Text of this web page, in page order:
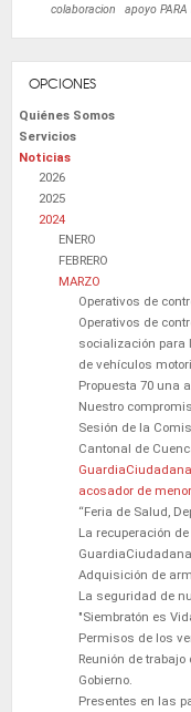
colaboracion
apoyo PARA
OPCIONES
Quiénes Somos
Servicios
Noticias
2026
2025
2024
ENERO
FEBRERO
MARZO
Operativos de
Operativos de
socialización para
de vehículos
Propuesta 70 una
Nuestro
Sesión de la
Cantonal de
acosador de
“Feria de Salud,
La recuperación
Adquisición de
La seguridad de
"Siembratón es
Permisos de los
Reunión de
Gobierno.
Presentes en las